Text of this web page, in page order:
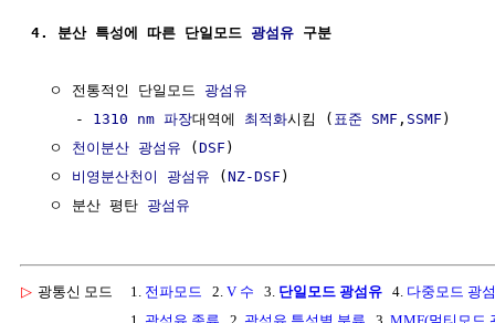
4. 분산 특성에 따른 단일모드 광섬유 구분
  ㅇ 전통적인 단일모드
광섬유
     -
1310 nm 파장대역에 최적화시킴 ( 표준 SMF , SSMF )
  ㅇ
천이분산 광섬유 ( DSF )
  ㅇ
비영분산천이 광섬유 ( NZ-DSF )
  ㅇ 분산 평탄
광섬유
▷ 광통신 모드 1. 전파모드 2. V 수 3. 단일모드 광섬유 4. 다중모드 광